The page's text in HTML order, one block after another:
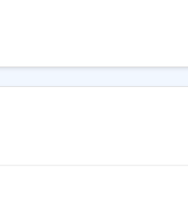
سي اي اس - دبلن - CES School